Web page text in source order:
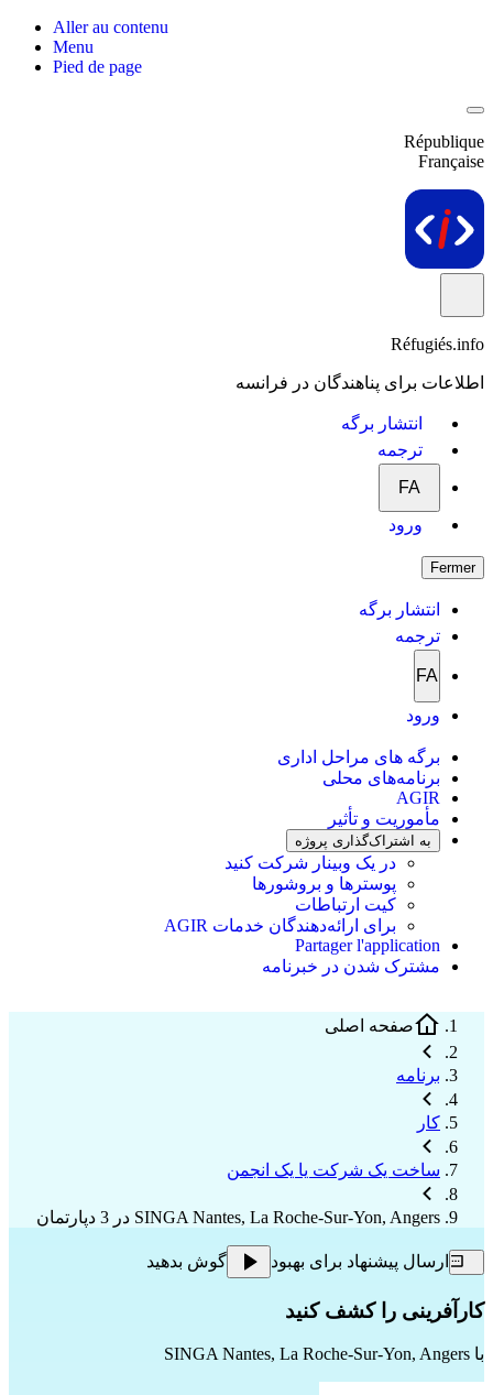
Aller au contenu
Menu
Pied de page
République
Française
Réfugiés.info
اطلاعات برای پناهندگان در فرانسه
انتشار برگه
ترجمه
FA
ورود
Fermer
انتشار برگه
ترجمه
FA
ورود
برگه های مراحل اداری
برنامه‌های محلی
AGIR
مأموریت و تأثیر
به اشتراک‌گذاری پروژه
در یک وبینار شرکت کنید
پوسترها و بروشورها
کیت ارتباطات
برای ارائه‌دهندگان خدمات AGIR
Partager l'application
مشترک شدن در خبرنامه
صفحه اصلی
برنامه
کار
ساخت یک شرکت یا یک انجمن
SINGA Nantes, La Roche-Sur-Yon, Angers در 3 دپارتمان
ارسال پیشنهاد برای بهبود گوش بدهید
کارآفرینی را کشف کنید
با SINGA Nantes, La Roche-Sur-Yon, Angers